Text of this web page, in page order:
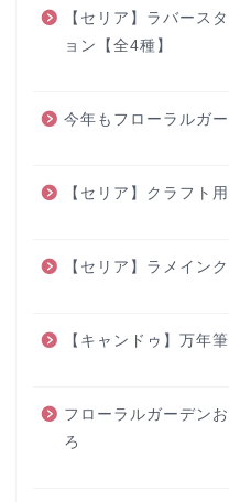
【セリア】ラバース
ョン【全4種】
今年もフローラルガ
【セリア】クラフト
【セリア】ラメイン
【キャンドゥ】万年
フローラルガーデン
ろ